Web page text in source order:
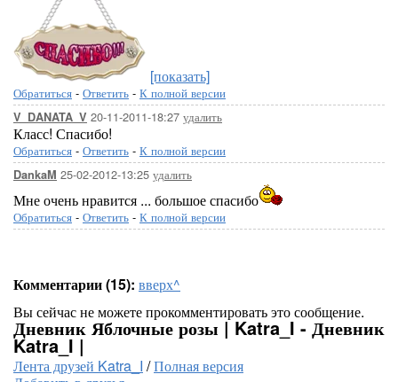
[показать]
Обратиться - Ответить - К полной версии
V_DANATA_V 20-11-2011-18:27 удалить
Класс! Спасибо!
Обратиться - Ответить - К полной версии
DankaM 25-02-2012-13:25 удалить
Мне очень нравится ... большое спасибо
Обратиться - Ответить - К полной версии
Комментарии (15): вверх^
Вы сейчас не можете прокомментировать это сообщение.
Дневник Яблочные розы | Katra_I - Дневник
Katra_I |
Лента друзей Katra_I /Полная версия